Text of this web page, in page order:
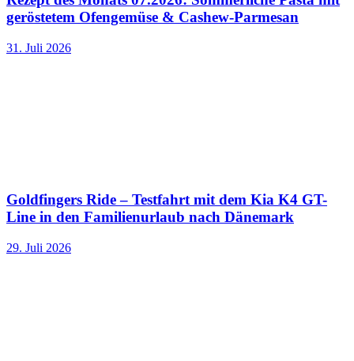
geröstetem Ofengemüse & Cashew-Parmesan
31. Juli 2026
Goldfingers Ride – Testfahrt mit dem Kia K4 GT-
Line in den Familienurlaub nach Dänemark
29. Juli 2026